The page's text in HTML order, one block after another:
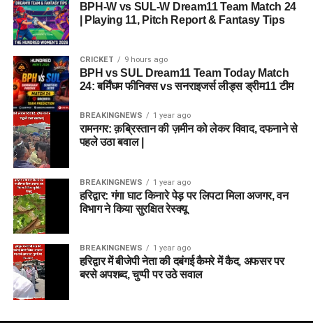
BPH-W vs SUL-W Dream11 Team Match 24
| Playing 11, Pitch Report & Fantasy Tips
CRICKET 9 hours ago
BPH vs SUL Dream11 Team Today Match
24: बर्मिंघम फीनिक्स vs सनराइजर्स लीड्स ड्रीम11 टीम
BREAKINGNEWS 1 year ago
रामनगर: क़ब्रिस्तान की ज़मीन को लेकर विवाद, दफनाने से
पहले उठा बवाल |
BREAKINGNEWS 1 year ago
हरिद्वार: गंगा घाट किनारे पेड़ पर लिपटा मिला अजगर, वन
विभाग ने किया सुरक्षित रेस्क्यू
BREAKINGNEWS 1 year ago
हरिद्वार में बीजेपी नेता की दबंगई कैमरे में कैद, अफसर पर
बरसे अपशब्द, चुप्पी पर उठे सवाल